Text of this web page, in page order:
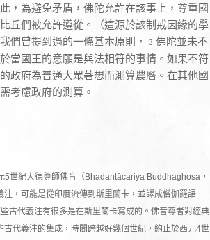
，為避免矛盾，佛陀允許在該事上，尊重國
丘們被允許遵從。（這源於該制戒因緣的學
曾提到過的一條基本原則，
3 佛陀並未不
當國王的意願是與法相符的事情。如果不符
政府為普通大眾著想而測算農曆。在其他國
考慮政府的測算。
世紀大德尊師佛音（Bhadantācariya Buddhaghosa，
，可能是從印度流傳到斯里蘭卡，並譯成僧伽羅語
古代義注有很多是在斯里蘭卡寫成的。佛音尊者對經典
代義注的集成，時間跨越好幾個世紀，約止於西元4世